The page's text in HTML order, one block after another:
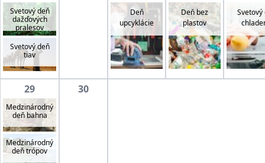
Svetový deň
dažďových
pralesov
Svetový deň
tiav
Deň
upcyklácie
Deň bez
plastov
Svetový
29
Medzinárodný
deň bahna
Medzinárodný
deň trópov
30